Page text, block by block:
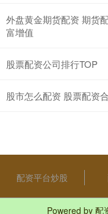
外盘黄金期货配资 期货
富增值
股票配资公司排行TOP
股市怎么配资 股票配资
配资平台炒股
Powered by 配